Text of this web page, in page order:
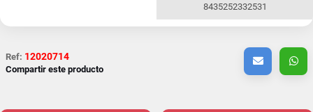
8435252332531
Ref: 12020714
Compartir este producto